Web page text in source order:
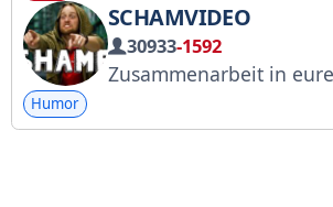
SCHAMVIDEO
30933-1592
Zusammenarbeit in eurer
Humor